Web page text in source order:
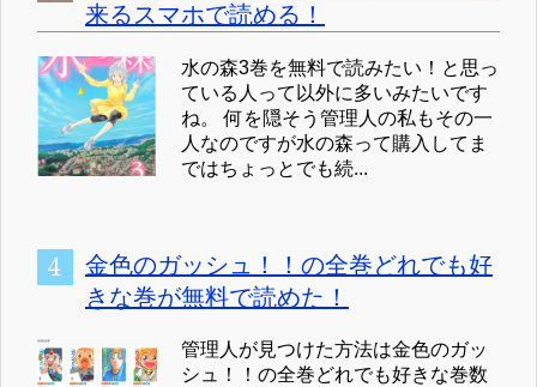
来るスマホで読める！
水の森3巻を無料で読みたい！と思っ
ている人って以外に多いみたいです
ね。 何を隠そう管理人の私もその一
人なのですが水の森って購入してま
ではちょっとでも続...
金色のガッシュ！！の全巻どれでも好
きな巻が無料で読めた！
管理人が見つけた方法は金色のガッ
シュ！！の全巻どれでも好きな巻数